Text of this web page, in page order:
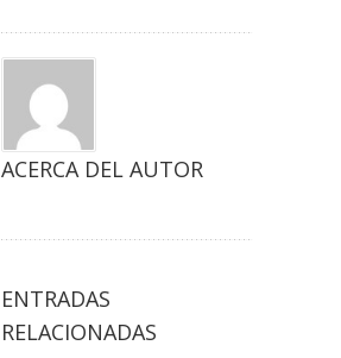
ACERCA DEL AUTOR
ENTRADAS
RELACIONADAS